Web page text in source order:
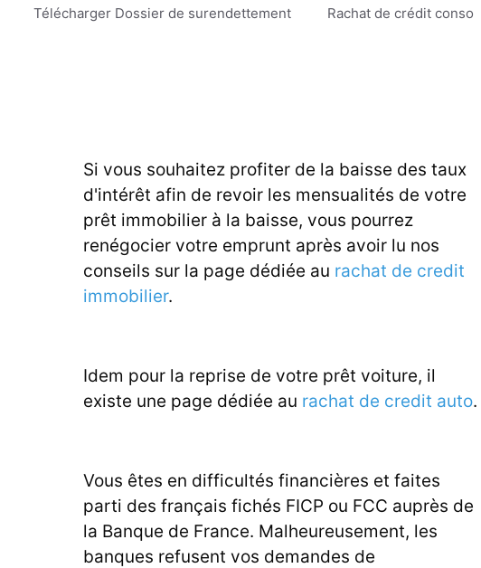
AllerTélécharger Dossier de surendettement Rachat de crédit conso
Si vous souhaitez profiter de la baisse des taux
d'intérêt afin de revoir les mensualités de votre
prêt immobilier à la baisse, vous pourrez
renégocier votre emprunt après avoir lu nos
conseils sur la page dédiée au rachat de credit
immobilier.
Idem pour la reprise de votre prêt voiture, il
existe une page dédiée au rachat de credit auto.
Vous êtes en difficultés financières et faites
parti des français fichés FICP ou FCC auprès de
la Banque de France. Malheureusement, les
banques refusent vos demandes de